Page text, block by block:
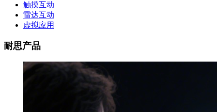
触摸互动
雷达互动
虚拟应用
耐思产品